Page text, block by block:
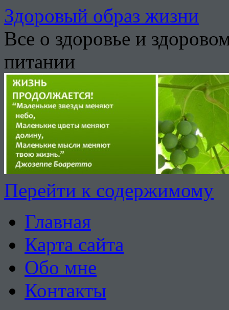
Здоровый образ жизни
Все о здоровье и
питании
Перейти к содержимому
Главная
Карта сайта
Обо мне
Контакты